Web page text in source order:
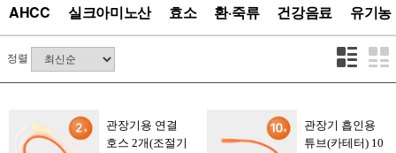
AHCC 실크아미노산 효소 환·죽류 건강음료 유기
정렬
관장기용 연결
호스 2개(조절기
관장기 흡인용
튜브(카테터) 10